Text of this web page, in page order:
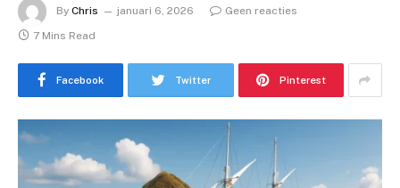
By Chris januari 6, 2026
Geen reacties
7 Mins Read
Facebook Twitter Pinterest